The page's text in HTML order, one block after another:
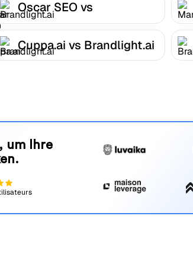
Oscar SEO vs
Brandlight.ai
Cuppa.ai vs Brandlight.ai
um Ihre